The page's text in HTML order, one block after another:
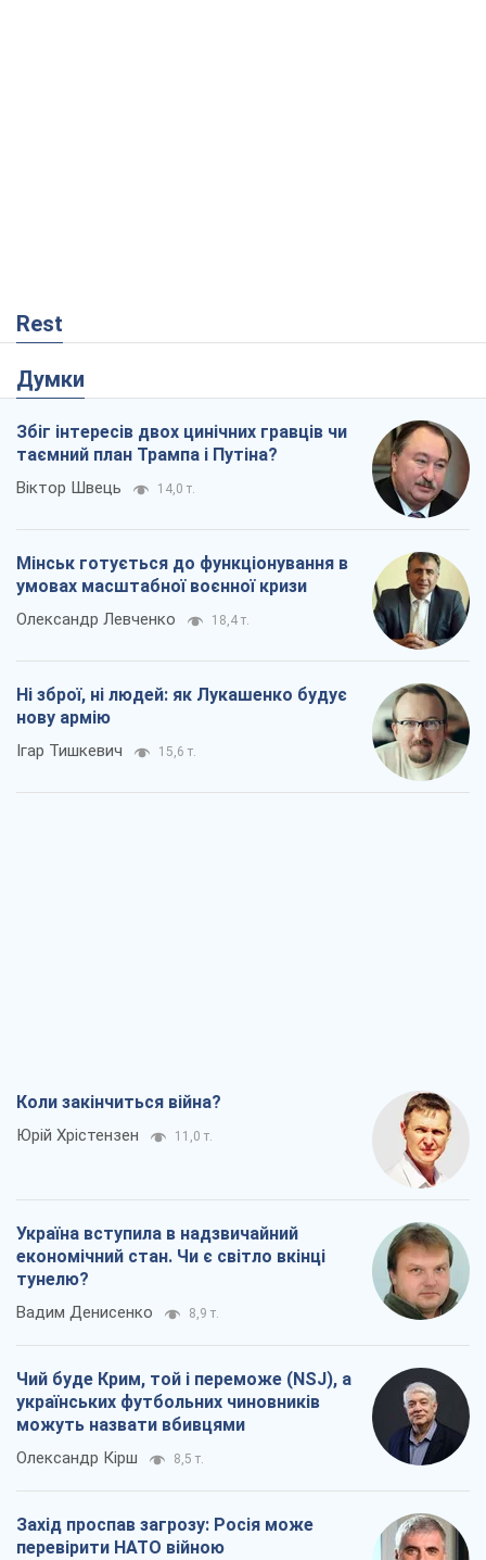
Rest
Думки
Збіг інтересів двох цинічних гравців чи
таємний план Трампа і Путіна?
Віктор Швець 14,0 т.
Мінськ готується до функціонування в
умовах масштабної воєнної кризи
Олександр Левченко 18,4 т.
Ні зброї, ні людей: як Лукашенко будує
нову армію
Ігар Тишкевич 15,6 т.
Коли закінчиться війна?
Юрій Хрістензен 11,0 т.
Україна вступила в надзвичайний
економічний стан. Чи є світло вкінці
тунелю?
Вадим Денисенко 8,9 т.
Чий буде Крим, той і переможе (NSJ), а
українських футбольних чиновників
можуть назвати вбивцями
Олександр Кірш 8,5 т.
Захід проспав загрозу: Росія може
перевірити НАТО війною